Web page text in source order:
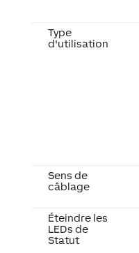
Type
d'utilisation
Sens de
câblage
Éteindre les
LEDs de
Statut